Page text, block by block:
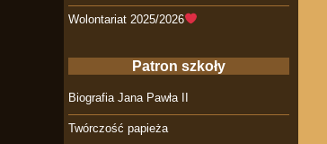
Wolontariat 2025/2026
Patron szkoły
Biografia Jana Pawła II
Twórczość papieża